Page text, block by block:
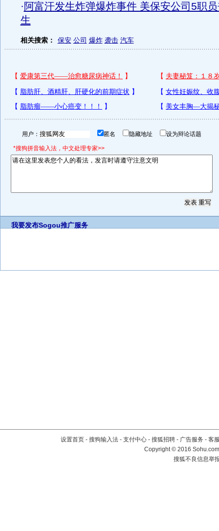
·阿富汗发生炸弹爆炸事件 美保安公司5职
生
相关搜索： 保安 公司 爆炸 袭击 汽车
用户： 匿名 隐藏地址 设为辩论话题
*搜狗拼音输入法，中文处理专家>>
我要发布Sogou推广服务
设置首页 - 搜狗输入法 - 支付中心 - 搜狐招聘 - 广告服务 - 客
Copyright©2016
搜狐不良信息举